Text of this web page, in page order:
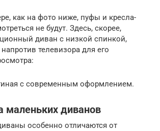
как на фото ниже, пуфы и кресла-
не будут. Здесь, скорее,
диван с низкой спинкой,
телевизора для его
с современным оформлением.
маленьких диванов
особенно отличаются от